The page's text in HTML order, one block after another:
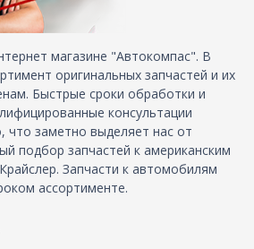
магазине "Автокомпас". В
оригинальных запчастей и их
Быстрые сроки обработки и
консультации
что заметно выделяет нас от
подбор запчастей к американским
Запчасти к автомобилям
ассортименте.